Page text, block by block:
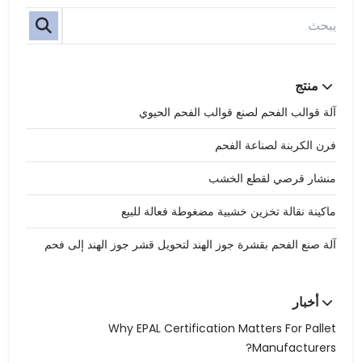
منتج
آلة قوالب الفحم لصنع قوالب الفحم الحيوي
فرن الكربنة لصناعة الفحم
منشار قرصي لقطع الخشب
ماكينة نقالة تخزين خشبية مضغوطة فعالة للبيع
آلة صنع الفحم بقشرة جوز الهند لتحويل قشر جوز الهند إلى فحم
أخبار
Why EPAL Certification Matters For Pallet
Manufacturers?